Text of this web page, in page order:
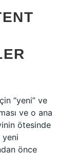
“yeni” ve
ve o ana
ötesinde
yeni
önce